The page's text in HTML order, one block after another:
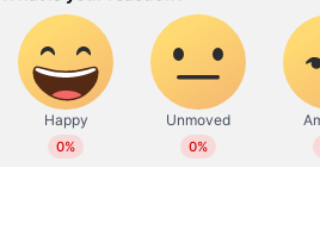
തിരുവനന്തപുരത്ത് അമ്മയെയും
ഇതര സംസ്ഥാന തൊഴിലാളി